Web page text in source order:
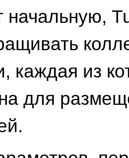
начальную,
каждая из
для